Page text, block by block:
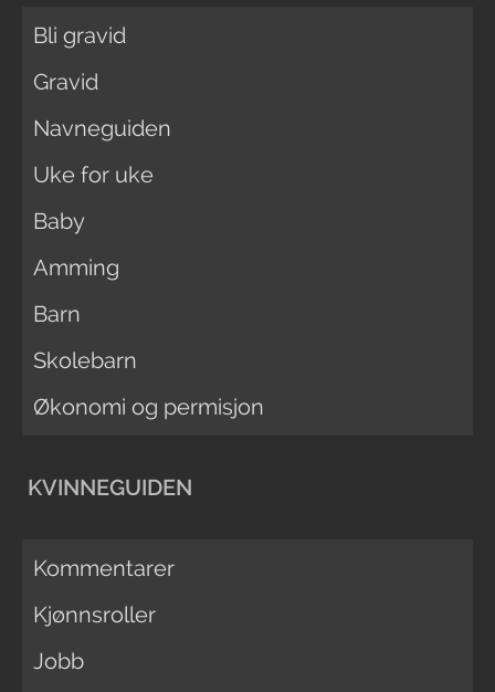
Bli gravid
Gravid
Navneguiden
Uke for uke
Baby
Amming
Barn
Skolebarn
Økonomi og permisjon
KVINNEGUIDEN
Kommentarer
Kjønnsroller
Jobb